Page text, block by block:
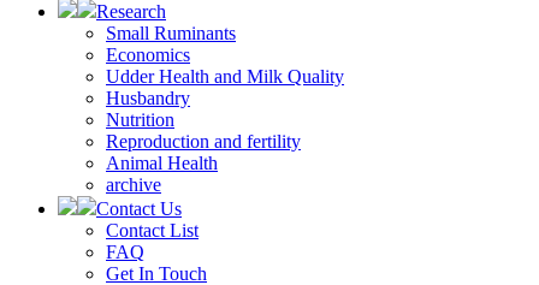
Research
Small Ruminants
Economics
Udder Health and Milk Quality
Husbandry
Nutrition
Reproduction and fertility
Animal Health
archive
Contact Us
Contact List
FAQ
Get In Touch